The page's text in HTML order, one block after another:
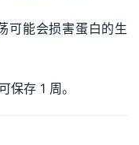
可能会损害蛋白的生
保存 1 周。